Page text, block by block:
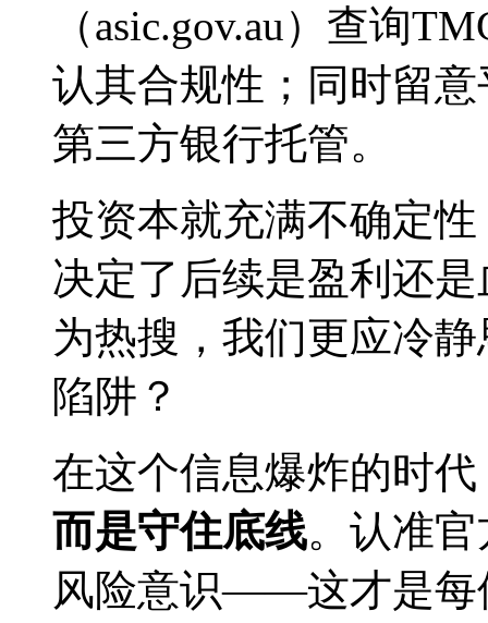
（asic.gov.au）查询
认其合规性；同时留
第三方银行托管。
投资本就充满不确定
决定了后续是盈利还
为热搜，我们更应冷
陷阱？
在这个信息爆炸的时代
而是守住底线。认准
风险意识——这才是每